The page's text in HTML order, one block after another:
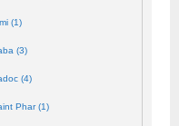
(1)
(3)
(4)
Phar (1)